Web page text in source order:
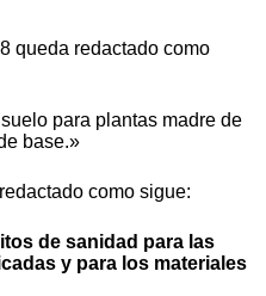
queda redactado como
para plantas madre de
base.»
como sigue:
de sanidad para las
y para los materiales